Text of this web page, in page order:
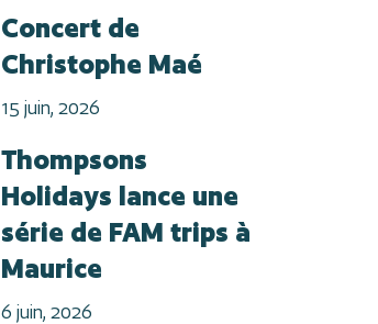
Concert de
Christophe Maé
15 juin, 2026
Thompsons
Holidays lance une
série de FAM trips à
Maurice
6 juin, 2026